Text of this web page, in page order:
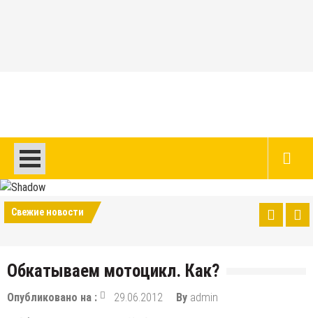
Свежие новости
Обкатываем мотоцикл. Как?
Опубликовано на : 29.06.2012 By admin